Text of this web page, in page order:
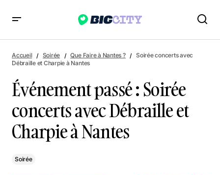
à Nantes
Accueil Soirée Que Faire à Nantes ?
Soirée concerts avec
Débraille et Charpie à Nantes
Événement passé : Soirée
concerts avec Débraille et
Charpie à Nantes
Soirée